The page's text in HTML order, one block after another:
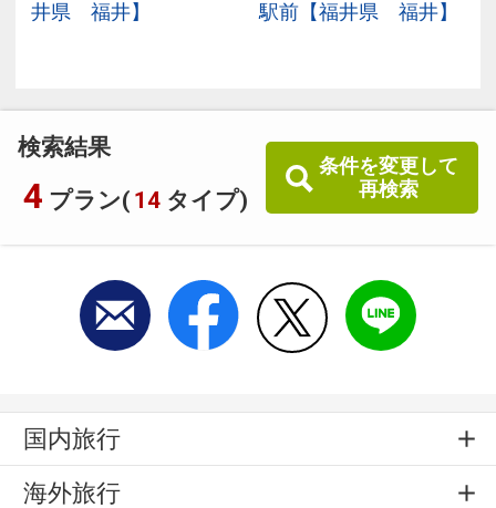
検索結果
4 プラン( 14 タイプ)
条件を変更して
再検索
井県 福井】
駅前【福井県 福井】
国内旅行
海外旅行